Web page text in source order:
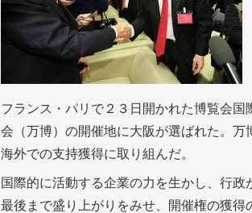
フランス・パリで２３日開かれた博覧会
会（万博）の開催地に大阪が選ばれた。
海外での支持獲得に取り組んだ。
国際的に活動する企業の力を生かし、行
最後まで盛り上がりをみせ、開催権の獲得